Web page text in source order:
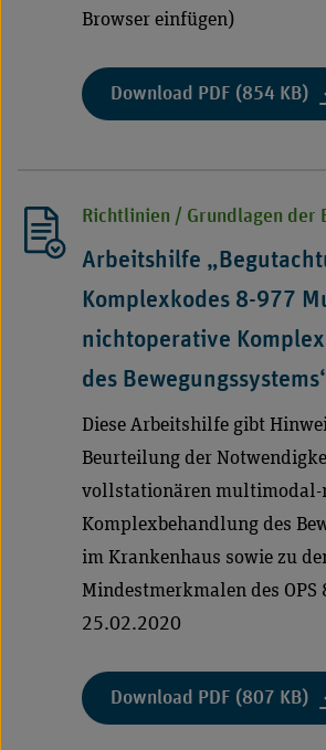
Browser einfügen)
Download PDF (854 KB):
2
/
Arbeitshilfe
Komplexkodes 8-977
nichtoperative
des
Richtlinien / Grundlagen der
Diese Arbeitshilfe gibt
Beurteilung der
vollstationären multimodal-
Komplexbehandlung des
im Krankenhaus sowie zu
Mindestmerkmalen des OPS
25.02.2020
Download PDF (807 KB):